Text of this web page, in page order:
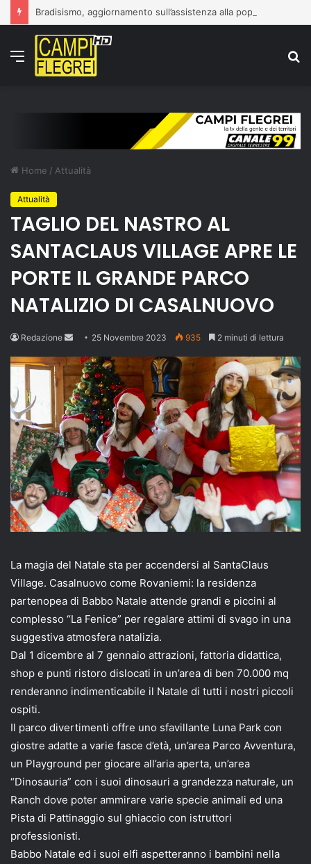
Menu
Home / Attualità
Attualità
TAGLIO DEL NASTRO AL
SANTACLAUS VILLAGE APRE LE
PORTE IL GRANDE PARCO
NATALIZIO DI CASALNUOVO
Redazione
Send
email
25 Novembre 2023 935 2 minuti di lettura
La magia del Natale sta per accendersi al SantaClaus
Village. Casalnuovo come Rovaniemi: la residenza
partenopea di Babbo Natale attende grandi e piccini al
complesso “La Fenice” per regalare attimi di svago in una
suggestiva atmosfera natalizia.
Dal 1 dicembre al 7 gennaio attrazioni, fattoria didattica,
shop e punti ristoro dislocati in un’area di ben 70.000 mq
renderanno indimenticabile il Natale di tutti i nostri piccoli
ospiti.
Il parco divertimenti offre uno sfavillante Luna Park con
giostre adatte a varie fasce d’età, un’area Parco Avventura,
un Playground per giocare all’aria aperta, un’area
“Dinosauria” con i suoi dinosauri a grandezza naturale, un
Ranch dove poter ammirare varie specie animali ed una
Pista di Pattinaggio sul ghiaccio con istruttori
professionisti.
Babbo Natale ed i suoi elfi aspetteranno i bambini nella